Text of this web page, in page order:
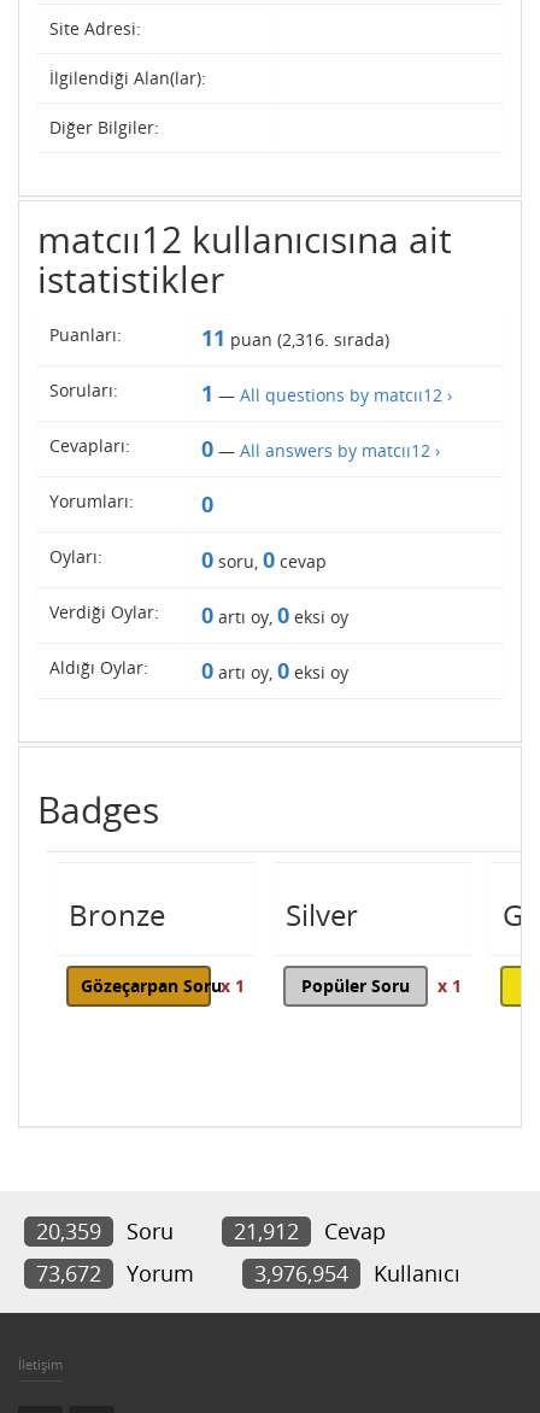
Site Adresi:
İlgilendiği Alan(lar):
Diğer Bilgiler:
matcıı12 kullanıcısına ait
istatistikler
Puanları: 11 puan (2,316. sırada)
Soruları: 1 — All questions by matcıı12 ›
Cevapları: 0 — All answers by matcıı12 ›
Yorumları: 0
Oyları: 0 soru, 0 cevap
Verdiği Oylar: 0 artı oy, 0 eksi oy
Aldığı Oylar: 0 artı oy, 0 eksi oy
Badges
Bronze
Gözeçarpan Sorux 1
Silver
Popüler Soru x 1
20,359 Soru 21,912
Cevap
73,672
Yorum 3,976,954 Kullanıcı
İletişim